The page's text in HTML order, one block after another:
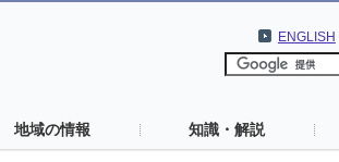
ENGLISH
地域の情報 知識・解説